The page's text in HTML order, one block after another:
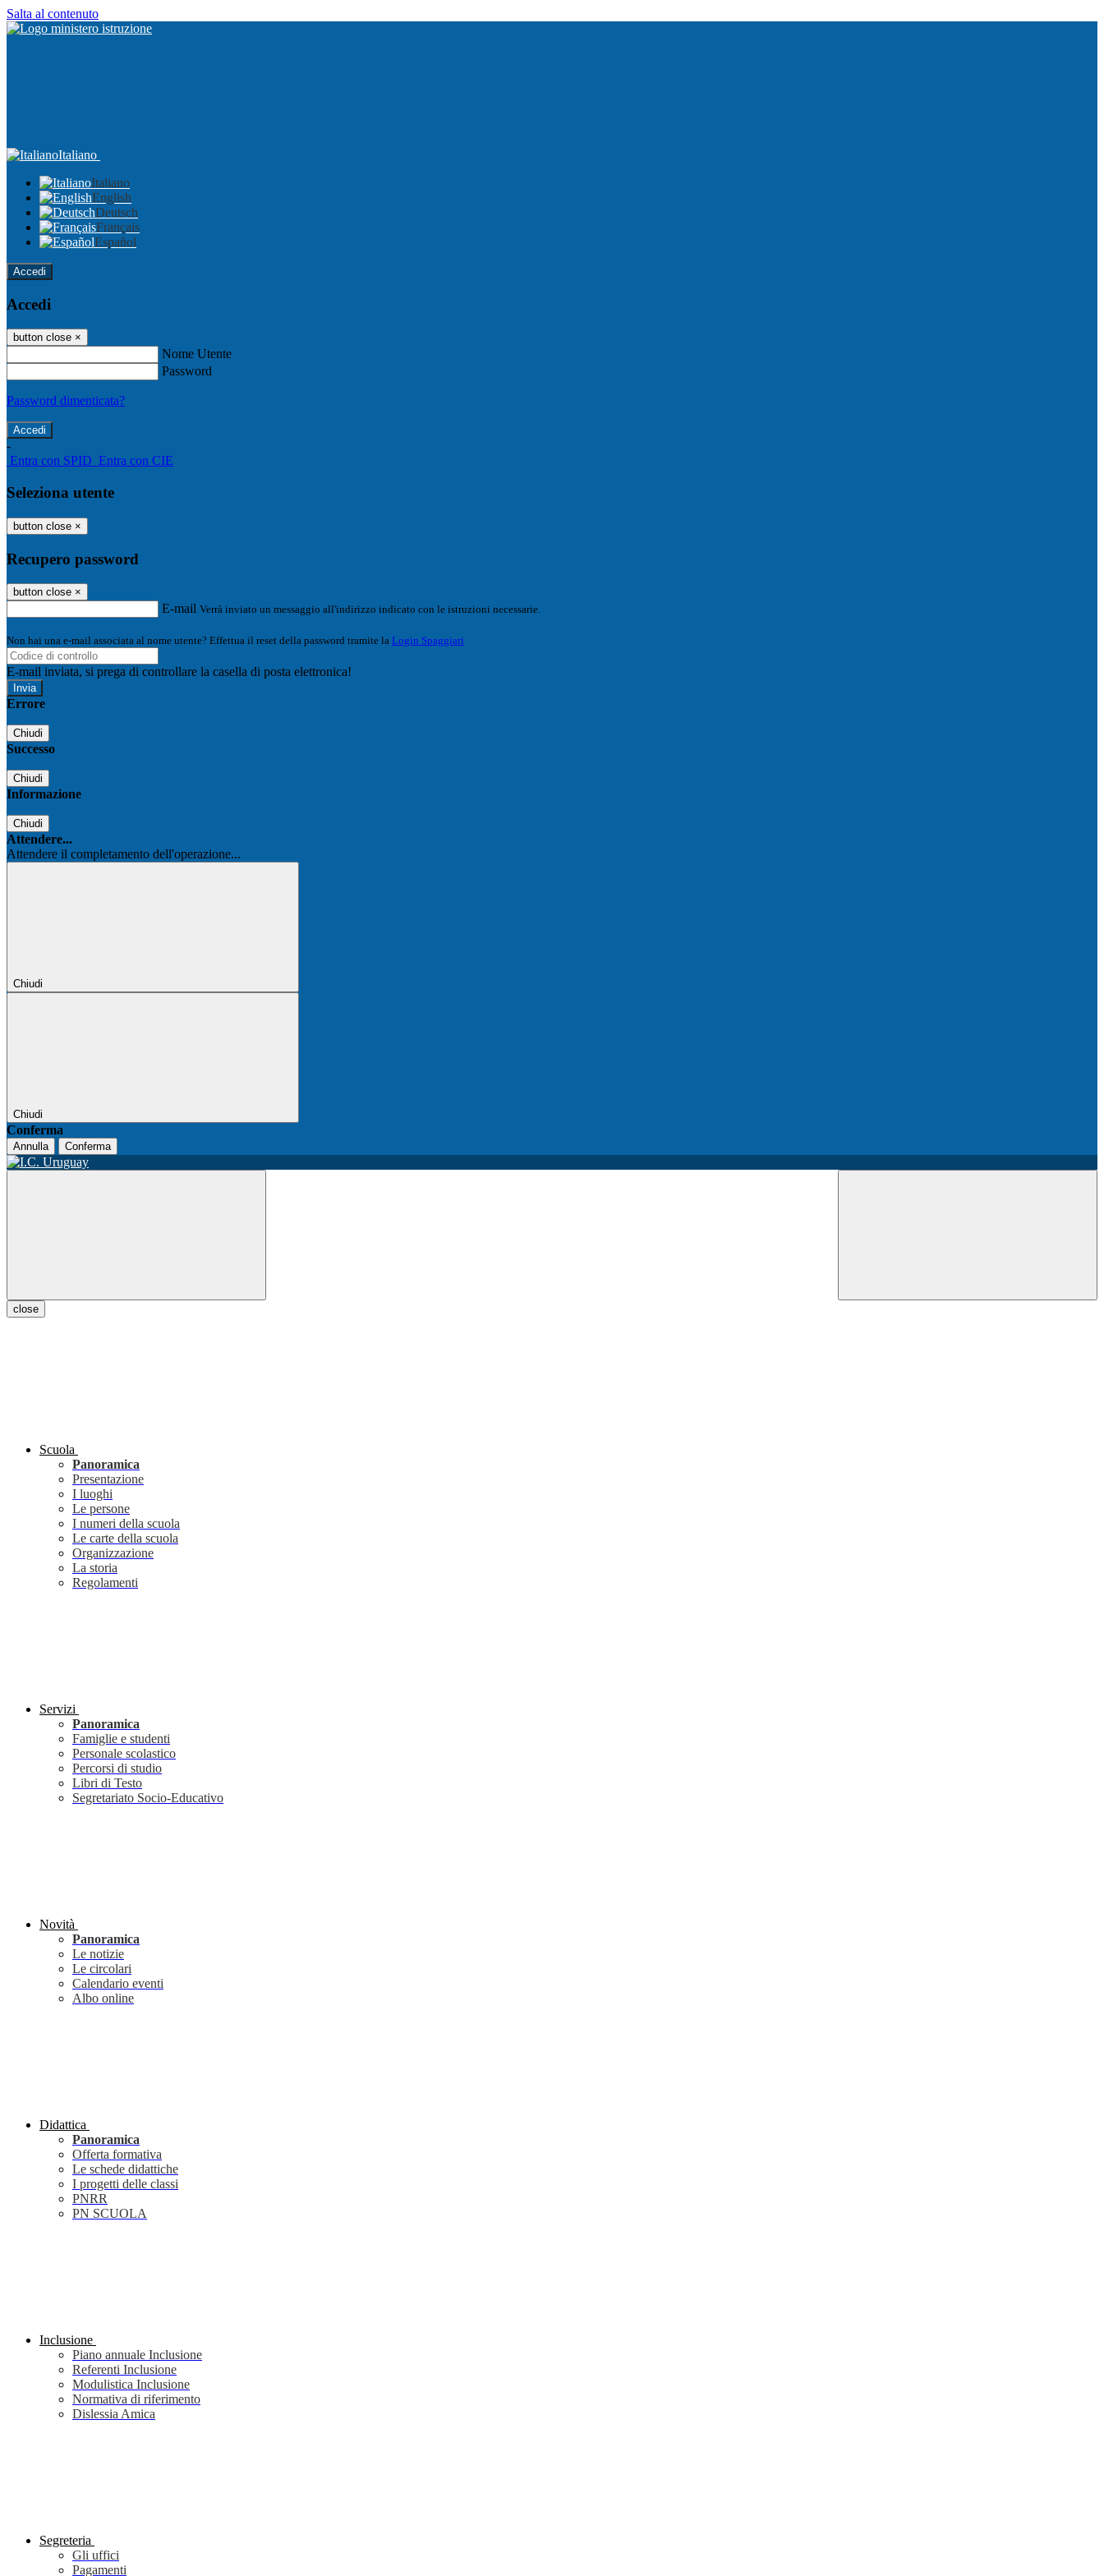
Salta al contenuto
Italiano
Italiano
English
Deutsch
Français
Español
Accedi
Accedi
button close ×
Nome Utente
Password
Password dimenticata?
-
Entra con SPID Entra con CIE
Seleziona utente
button close ×
Recupero password
button close ×
E-mail Verrà inviato un messaggio all'indirizzo indicato con le istruzioni necessarie.
Non hai una e-mail associata al nome utente? Effettua il reset della password tramite la Login Spaggiari
E-mail inviata, si prega di controllare la casella di posta elettronica!
Errore
Chiudi
Successo
Chiudi
Informazione
Chiudi
Attendere...
Attendere il completamento dell'operazione...
Chiudi
Chiudi
Conferma
Annulla Conferma
close
Scuola
Panoramica
Presentazione
I luoghi
Le persone
I numeri della scuola
Le carte della scuola
Organizzazione
La storia
Regolamenti
Servizi
Panoramica
Famiglie e studenti
Personale scolastico
Percorsi di studio
Libri di Testo
Segretariato Socio-Educativo
Novità
Panoramica
Le notizie
Le circolari
Calendario eventi
Albo online
Didattica
Panoramica
Offerta formativa
Le schede didattiche
I progetti delle classi
PNRR
PN SCUOLA
Inclusione
Piano annuale Inclusione
Referenti Inclusione
Modulistica Inclusione
Normativa di riferimento
Dislessia Amica
Segreteria
Gli uffici
Pagamenti